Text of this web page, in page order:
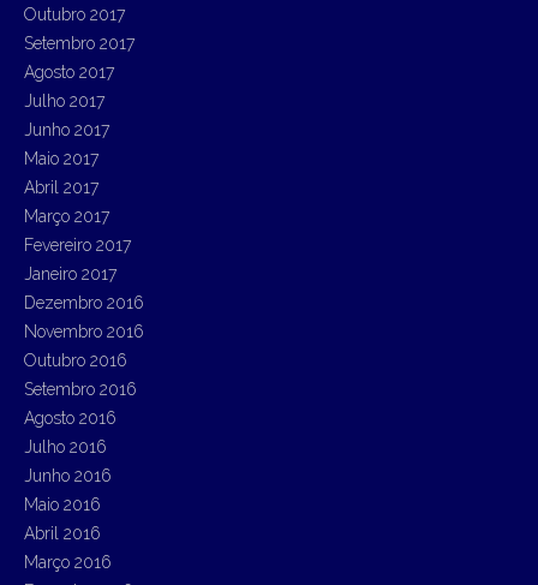
Outubro 2017
Setembro 2017
Agosto 2017
Julho 2017
Junho 2017
Maio 2017
Abril 2017
Março 2017
Fevereiro 2017
Janeiro 2017
Dezembro 2016
Novembro 2016
Outubro 2016
Setembro 2016
Agosto 2016
Julho 2016
Junho 2016
Maio 2016
Abril 2016
Março 2016